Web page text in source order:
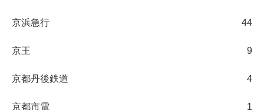
京浜急行 44
京王 9
京都丹後鉄道 4
京都市電 1